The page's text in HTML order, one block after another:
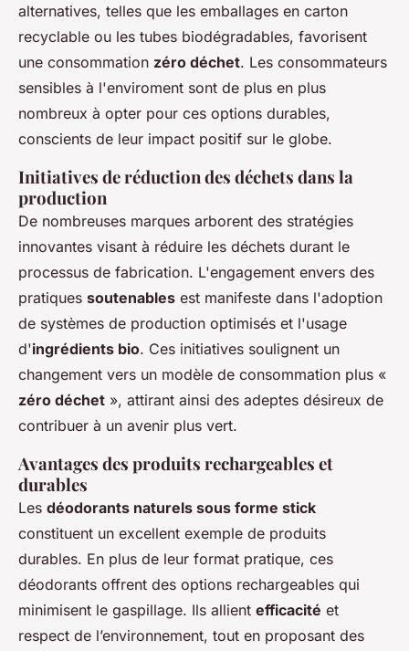
alternatives, telles que les emballages en carton
recyclable ou les tubes biodégradables, favorisent
une consommation zéro déchet. Les consommateurs
sensibles à l'enviroment sont de plus en plus
nombreux à opter pour ces options durables,
conscients de leur impact positif sur le globe.
Initiatives de réduction des déchets dans la
production
De nombreuses marques arborent des stratégies
innovantes visant à réduire les déchets durant le
processus de fabrication. L'engagement envers des
pratiques soutenables est manifeste dans l'adoption
de systèmes de production optimisés et l'usage
d'ingrédients bio. Ces initiatives soulignent un
changement vers un modèle de consommation plus «
zéro déchet », attirant ainsi des adeptes désireux de
contribuer à un avenir plus vert.
Avantages des produits rechargeables et
durables
Les déodorants naturels sous forme stick
constituent un excellent exemple de produits
durables. En plus de leur format pratique, ces
déodorants offrent des options rechargeables qui
minimisent le gaspillage. Ils allient efficacité et
respect de l’environnement, tout en proposant des